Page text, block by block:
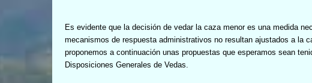
Es evidente que la decisión de vedar la caza menor es una medida
mecanismos de respuesta administrativos no resultan ajustados a la
proponemos a continuación unas propuestas que esperamos sean
Disposiciones Generales de Vedas.